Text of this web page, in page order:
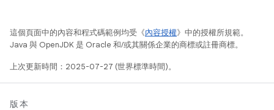
這個頁面中的內容和程式碼範例均受《內容授權》中的授權所規範。
Java 與 OpenJDK 是 Oracle 和/或其關係企業的商標或註冊商標。
上次更新時間：2025-07-27 (世界標準時間)。
版本